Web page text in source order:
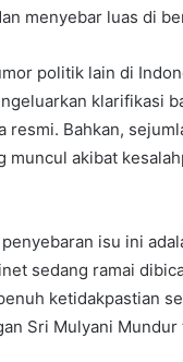
menyebar luas di
politik lain di
klarifikasi
Bahkan,
muncul akibat
isu ini
sedang ramai
ketidakpastian
Sri Mulyani